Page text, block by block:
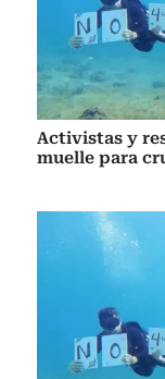
Activistas y
muelle para